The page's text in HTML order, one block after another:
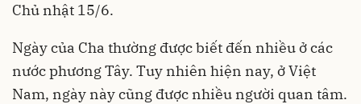
Chủ nhật 15/6.
Ngày của Cha thường được biết đến nhiều ở các
nước phương Tây. Tuy nhiên hiện nay, ở Việt
Nam, ngày này cũng được nhiều người quan tâm.